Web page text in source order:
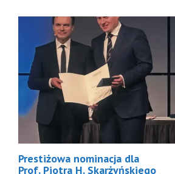
Prestiżowa nominacja dla
Prof. Piotra H. Skarżyńskiego